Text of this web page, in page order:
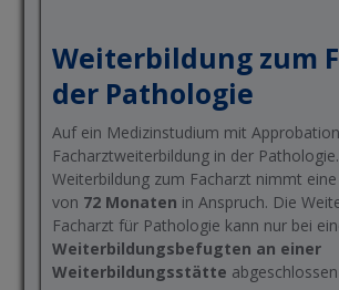
Weiterbildung zum
der Pathologie
Auf ein Medizinstudium mit
Facharztweiterbildung in der
Weiterbildung zum Facharzt nimmt
von 72 Monaten in Anspruch. Die
Facharzt für Pathologie kann nur bei
Weiterbildungsbefugten an einer
Weiterbildungsstätte